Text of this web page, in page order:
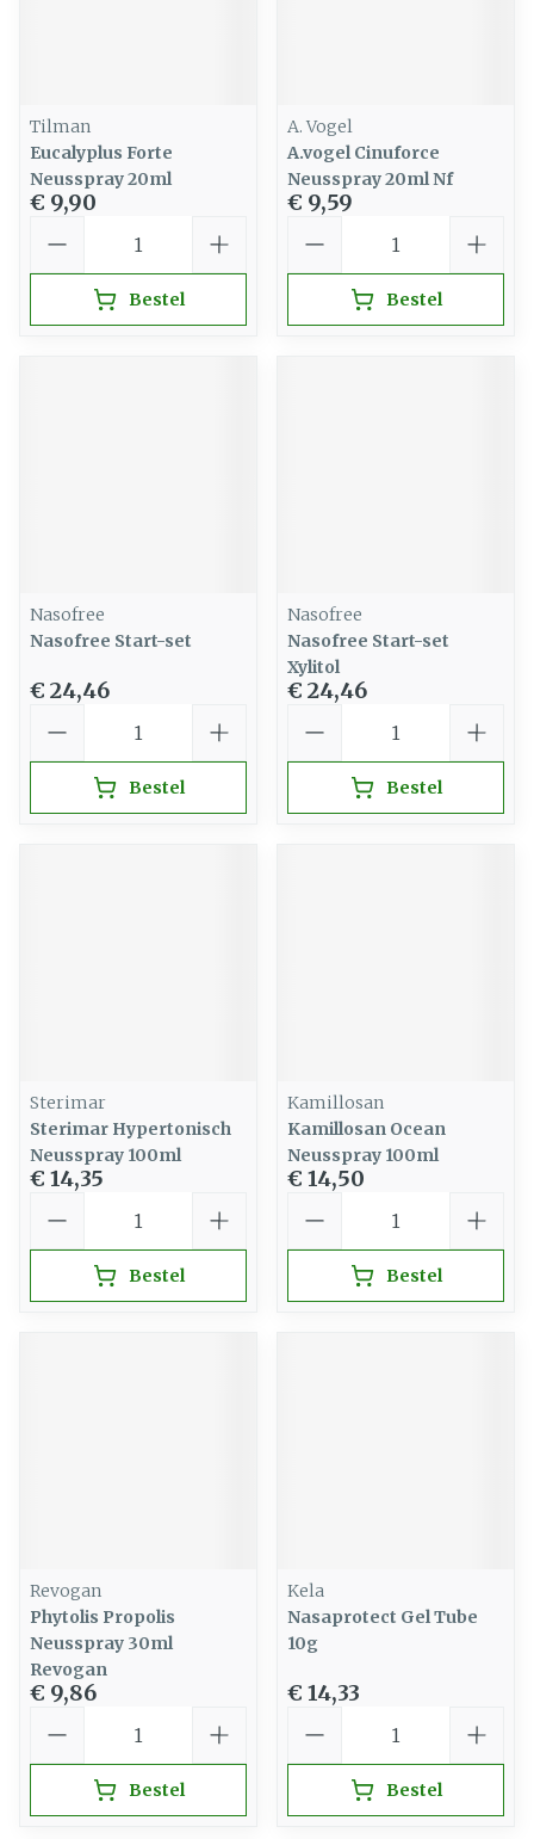
Tilman
Eucalyplus Forte
Neusspray 20ml
€ 9,90
Bestel
A. Vogel
A.vogel Cinuforce
Neusspray 20ml Nf
€ 9,59
Bestel
Nasofree
Nasofree Start-set
€ 24,46
Bestel
Nasofree
Nasofree Start-set
Xylitol
€ 24,46
Bestel
Sterimar
Sterimar Hypertonisch
Neusspray 100ml
€ 14,35
Bestel
Kamillosan
Kamillosan Ocean
Neusspray 100ml
€ 14,50
Bestel
Revogan
Phytolis Propolis
Neusspray 30ml
Revogan
€ 9,86
Bestel
Kela
Nasaprotect Gel Tube
10g
€ 14,33
Bestel